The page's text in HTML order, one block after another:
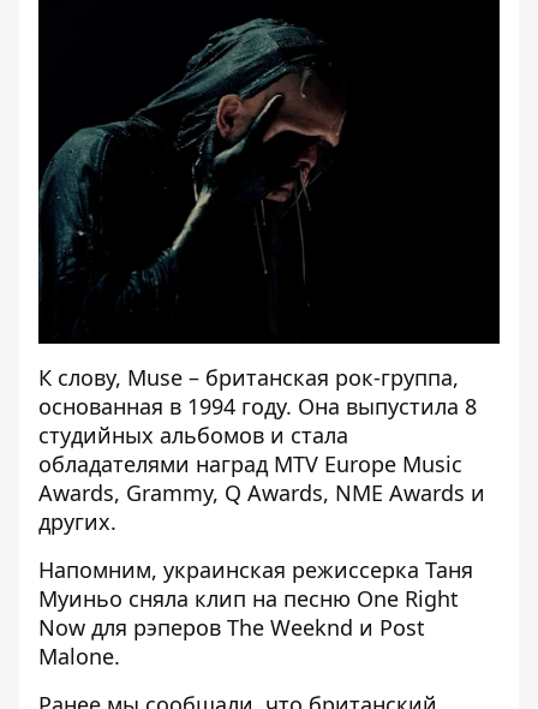
К слову, Muse – британская рок-группа,
основанная в 1994 году. Она выпустила 8
студийных альбомов и стала
обладателями наград MTV Europe Music
Awards, Grammy, Q Awards, NME Awards и
других.
Напомним, украинская режиссерка Таня
Муиньо сняла клип на песню One Right
Now для рэперов The Weeknd и Post
Malone.